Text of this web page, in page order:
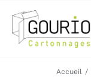
contenu
Accueil